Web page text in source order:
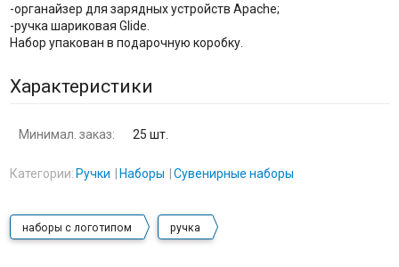
-органайзер для зарядных устройств Apache;
-ручка шариковая Glide.
Набор упакован в подарочную коробку.
Характеристики
Минимал. заказ: 25 шт.
Категории: Ручки Наборы Сувенирные наборы
наборы с логотипом ручка